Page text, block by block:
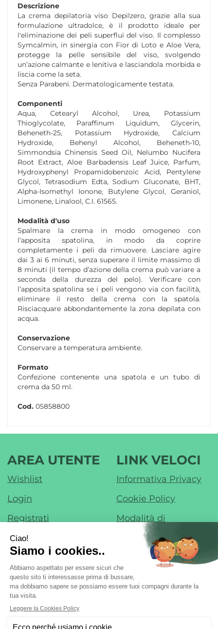
Descrizione
La crema depilatoria viso Depilzero, grazie alla sua
formulazione ultradolce, è il prodotto ideale per
l'eliminazione dei peli superflui del viso. Il complesso
Symcalmin, in sinergia con Fior di Loto e Aloe Vera,
protegge la pelle sensibile del viso, svolgendo
un’azione calmante e lenitiva e lasciandola morbida e
liscia come la seta.
Senza Parabeni. Dermatologicamente testata.
Componenti
Aqua, Cetearyl Alcohol, Urea, Potassium
Thioglycolate, Paraffinum Liquidum, Glycerin,
Beheneth-25, Potassium Hydroxide, Calcium
Hydroxide, Behenyl Alcohol, Beheneth-10,
Simmondsia Chinensis Seed Oil, Nelumbo Nucifera
Root Extract, Aloe Barbadensis Leaf Juice, Parfum,
Hydroxyphenyl Propamidobenzoic Acid, Pentylene
Glycol, Tetrasodium Edta, Sodium Gluconate, BHT,
Alpha-Isomethyl Ionone, Butylene Glycol, Geraniol,
Limonene, Linalool, C.I. 61565.
Modalità d'uso
Spalmare la crema in modo omogeneo con
l’apposita spatolina, in modo da coprire
completamente i peli da rimuovere. Lasciare agire
dai 3 ai 6 minuti, senza superare il limite massimo di
8 minuti (il tempo d’azione della crema può variare a
seconda della durezza del pelo). Verificare con
l’apposita spatolina se i peli vengono via con facilità,
eliminare il resto della crema con la spatola.
Risciacquare abbondantemente la zona depilata con
acqua.
Conservazione
Conservare a temperatura ambiente.
Formato
Confezione contenente una spatola e un tubo di
crema da 50 ml.
Cod. 05858800
AREA UTENTE
Wishlist
Login
Registrati
Contatti
Iscrizione alla
Newsletter
LINK VELOCI
Informativa Privacy
Cookie Policy
Modalità di
Pagamento
Modalità di
Spedizione e Ritiro
Condizioni di Vendita
Farmacia di Liscate sas - Dr. F. Nobile &